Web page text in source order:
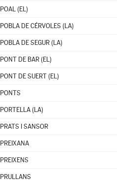
POAL (EL)
POBLA DE CÉRVOLES (LA)
POBLA DE SEGUR (LA)
PONT DE BAR (EL)
PONT DE SUERT (EL)
PONTS
PORTELLA (LA)
PRATS I SANSOR
PREIXANA
PREIXENS
PRULLANS